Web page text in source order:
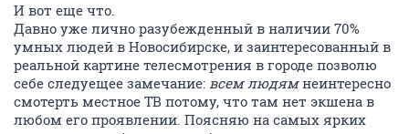
И вот еще что.
Давно уже лично разубежденный в наличии 70%
умных людей в Новосибирске, и заинтересованный в
реальной картине телесмотрения в городе позволю
себе следуещее замечание: всем людямнеинтересно
смотерть местное ТВ потому, что там нет экшена в
любом его проявлении. Поясняю на самых ярких